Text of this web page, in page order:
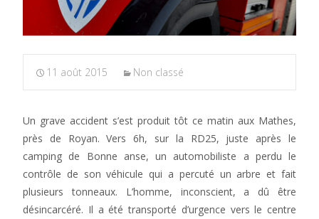
11 août 2015 Non classé
Un grave accident s’est produit tôt ce matin aux Mathes,
près de Royan. Vers 6h, sur la RD25, juste après le
camping de Bonne anse, un automobiliste a perdu le
contrôle de son véhicule qui a percuté un arbre et fait
plusieurs tonneaux. L’homme, inconscient, a dû être
désincarcéré. Il a été transporté d’urgence vers le centre